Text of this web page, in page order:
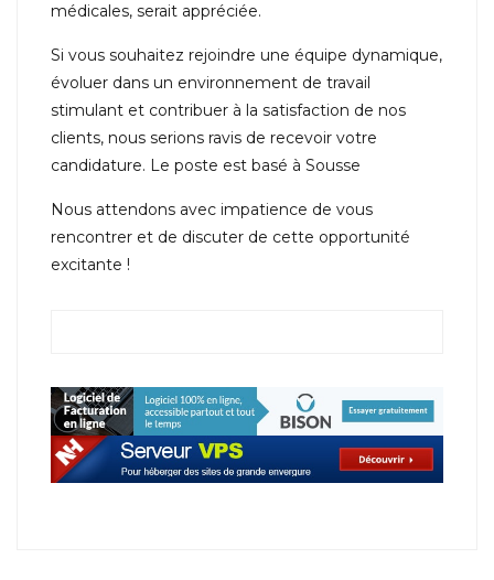
médicales, serait appréciée.
Si vous souhaitez rejoindre une équipe dynamique,
évoluer dans un environnement de travail
stimulant et contribuer à la satisfaction de nos
clients, nous serions ravis de recevoir votre
candidature. Le poste est basé à Sousse
Nous attendons avec impatience de vous
rencontrer et de discuter de cette opportunité
excitante !